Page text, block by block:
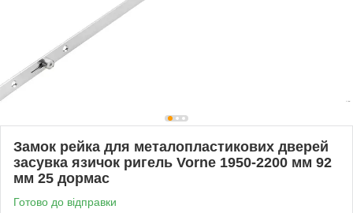
Замок рейка для металопластикових дверей
засувка язичок ригель Vorne 1950-2200 мм 92
мм 25 дормас
Готово до відправки